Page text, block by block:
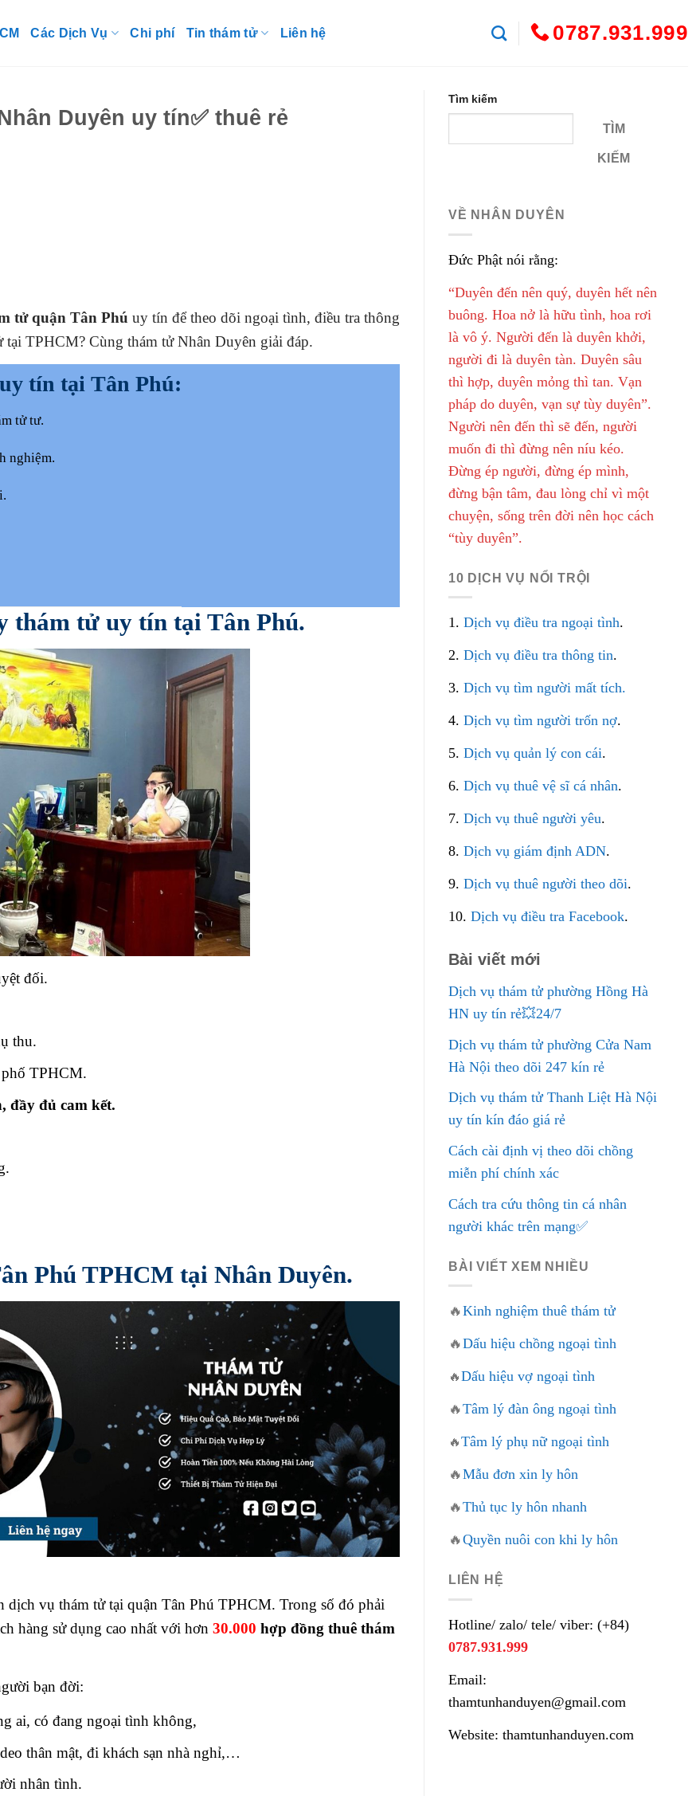
Các Dịch Vụ Chi phí Tin thám tử Liên hệ 0787.931.999
Duyên uy tín✅ thuê rẻ
tử quận Tân Phú uy tín để theo dõi ngoại tình, điều tra thông
TPHCM? Cùng thám tử Nhân Duyên giải đáp.
tín tại Tân Phú:
tử tư.
nghiệm.
thám tử uy tín tại Tân Phú.
đối.
thu.
TPHCM.
đầy đủ cam kết.
Phú TPHCM tại Nhân Duyên.
vụ thám tử tại quận Tân Phú TPHCM. Trong số đó phải
hàng sử dụng cao nhất với hơn 30.000 hợp đồng thuê thám
bạn đời:
ai, có đang ngoại tình không,
thân mật, đi khách sạn nhà nghỉ,…
nhân tình.
Tìm kiếm
TÌM
KIẾM
VỀ NHÂN DUYÊN
Đức Phật nói rằng:
“Duyên đến nên quý, duyên hết nên
buông. Hoa nở là hữu tình, hoa rơi
là vô ý. Người đến là duyên khởi,
người đi là duyên tàn. Duyên sâu
thì hợp, duyên mỏng thì tan. Vạn
pháp do duyên, vạn sự tùy duyên”.
Người nên đến thì sẽ đến, người
muốn đi thì đừng nên níu kéo.
Đừng ép người, đừng ép mình,
đừng bận tâm, đau lòng chỉ vì một
chuyện, sống trên đời nên học cách
“tùy duyên”.
10 DỊCH VỤ NỔI TRỘI
1. Dịch vụ điều tra ngoại tình.
2. Dịch vụ điều tra thông tin.
3. Dịch vụ tìm người mất tích.
4. Dịch vụ tìm người trốn nợ.
5. Dịch vụ quản lý con cái.
6. Dịch vụ thuê vệ sĩ cá nhân.
7. Dịch vụ thuê người yêu.
8. Dịch vụ giám định ADN.
9. Dịch vụ thuê người theo dõi.
10. Dịch vụ điều tra Facebook.
Bài viết mới
Dịch vụ thám tử phường Hồng Hà
HN uy tín rẻ💥24/7
Dịch vụ thám tử phường Cửa Nam
Hà Nội theo dõi 247 kín rẻ
Dịch vụ thám tử Thanh Liệt Hà Nội
uy tín kín đáo giá rẻ
Cách cài định vị theo dõi chồng
miễn phí chính xác
Cách tra cứu thông tin cá nhân
người khác trên mạng✅
BÀI VIẾT XEM NHIỀU
🔥Kinh nghiệm thuê thám tử
🔥Dấu hiệu chồng ngoại tình
🔥Dấu hiệu vợ ngoại tình
🔥Tâm lý đàn ông ngoại tình
🔥Tâm lý phụ nữ ngoại tình
🔥Mẫu đơn xin ly hôn
🔥Thủ tục ly hôn nhanh
🔥Quyền nuôi con khi ly hôn
LIÊN HỆ
Hotline/ zalo/ tele/ viber: (+84)
0787.931.999
Email:
thamtunhanduyen@gmail.com
Website: thamtunhanduyen.com